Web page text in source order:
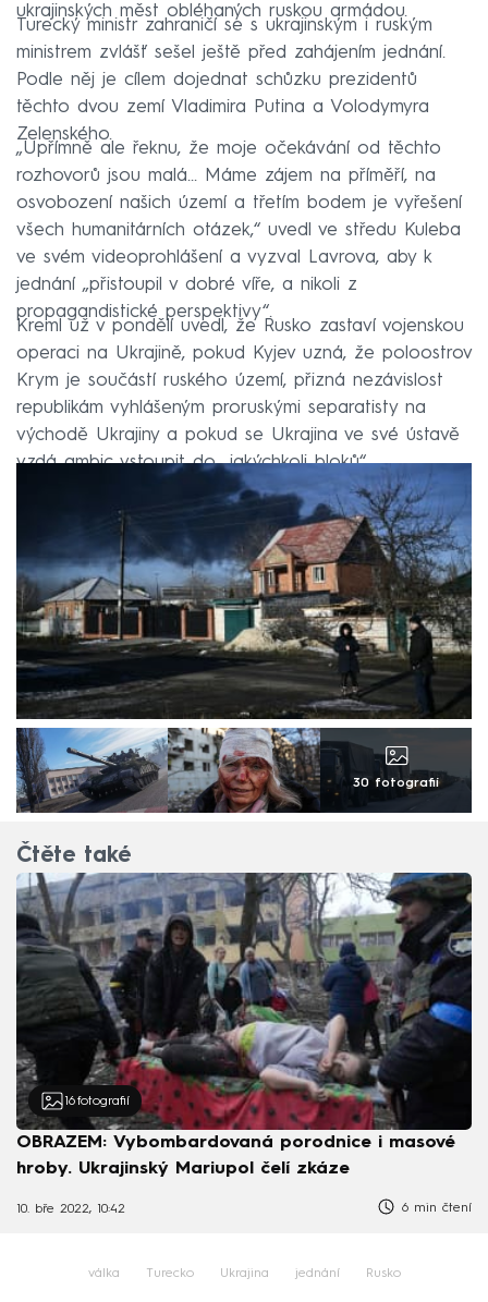
ukrajinských měst obléhaných ruskou armádou.
Turecký ministr zahraničí se s ukrajinským i ruským
ministrem zvlášť sešel ještě před zahájením jednání.
Podle něj je cílem dojednat schůzku prezidentů
těchto dvou zemí Vladimira Putina a Volodymyra
Zelenského.
„Upřímně ale řeknu, že moje očekávání od těchto
rozhovorů jsou malá... Máme zájem na příměří, na
osvobození našich území a třetím bodem je vyřešení
všech humanitárních otázek,“ uvedl ve středu Kuleba
ve svém videoprohlášení a vyzval Lavrova, aby k
jednání „přistoupil v dobré víře, a nikoli z
propagandistické perspektivy“.
Kreml už v pondělí uvedl, že Rusko zastaví vojenskou
operaci na Ukrajině, pokud Kyjev uzná, že poloostrov
Krym je součástí ruského území, přizná nezávislost
republikám vyhlášeným proruskými separatisty na
východě Ukrajiny a pokud se Ukrajina ve své ústavě
vzdá ambic vstoupit do „jakýchkoli bloků“.
30 fotografií
Čtěte také
16 fotografií
OBRAZEM: Vybombardovaná porodnice i masové
hroby. Ukrajinský Mariupol čelí zkáze
10. bře 2022, 10:42 6 min čtení
válka Turecko Ukrajina jednání Rusko